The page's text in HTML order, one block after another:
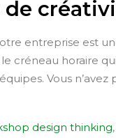
de
entreprise est
le créneau horaire
Vous
design thinking